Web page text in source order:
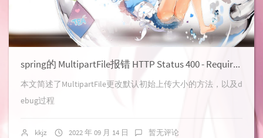
spring的 MultipartFile报错 HTTP Status 400 - Required request part 'files' is not present
本文简述了MultipartFile更改默认初始上传大小的方法，以及d
ebug过程
kkjz 2022 年 09 月 14 日 暂无评论